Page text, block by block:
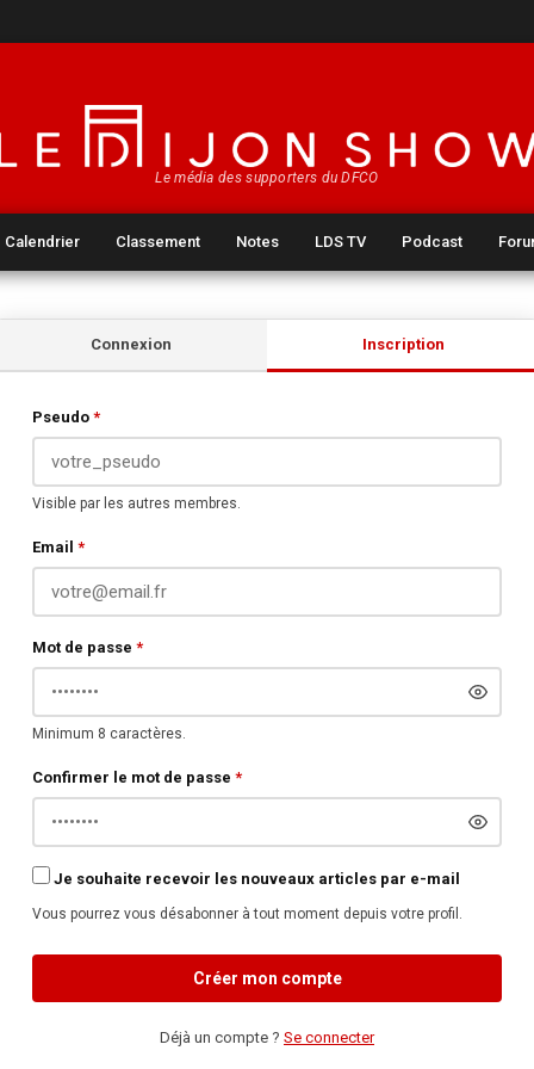
Le média des supporters du DFCO
Calendrier Classement Notes LDS TV Podcast
Connexion Inscription
Pseudo *
Visible par les autres membres.
Email *
Mot de passe *
Minimum 8 caractères.
Confirmer le mot de passe *
Je souhaite recevoir les nouveaux articles par e-mail
Vous pourrez vous désabonner à tout moment depuis votre profil.
Créer mon compte
Déjà un compte ? Se connecter